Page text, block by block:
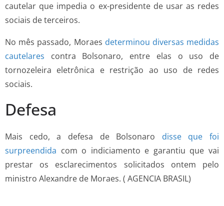
cautelar que impedia o ex-presidente de usar as redes
sociais de terceiros.
No mês passado, Moraes determinou diversas medidas
cautelares contra Bolsonaro, entre elas o uso de
tornozeleira eletrônica e restrição ao uso de redes
sociais.
Defesa
Mais cedo, a defesa de Bolsonaro disse que foi
surpreendida com o indiciamento e garantiu que vai
prestar os esclarecimentos solicitados ontem pelo
ministro Alexandre de Moraes. ( AGENCIA BRASIL)